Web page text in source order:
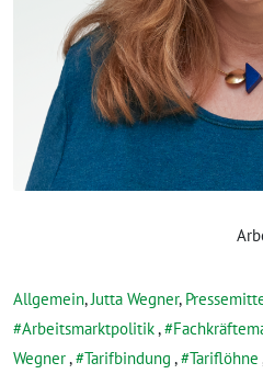
Allgemein, Jutta Wegner,
Arbeitsmarktpolitik,
Wegner, Tarifbindung , Tariflöhne